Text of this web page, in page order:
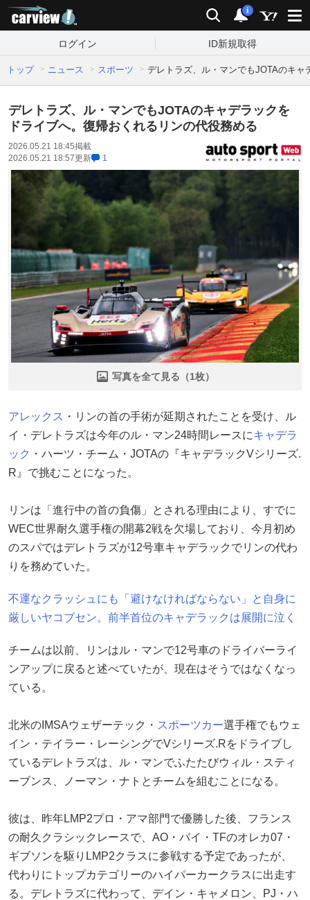
検索 通知
i
ログイン ID新規取得
トップ ニュース スポーツ デレトラズ、ル・マンでもJOTAのキ
デレトラズ、ル・マンでもJOTAのキャデラックを
ドライブへ。復帰おくれるリンの代役務める
2026.05.21 18:45掲載
2026.05.21 18:57更新 1
写真を全て見る（1枚）
アレックス ・リンの首の手術が延期されたことを受け、ル
イ・デレトラズは今年のル・マン24時間レースにキャデラ
ック ・ハーツ・チーム・JOTAの『キャデラックVシリーズ.
R』で挑むことになった。
リンは「進行中の首の負傷」とされる理由により、すでに
WEC世界耐久選手権の開幕2戦を欠場しており、今月初め
のスパではデレトラズが12号車キャデラックでリンの代わ
りを務めていた。
不運なクラッシュにも「避けなければならない」と自身に
厳しいヤコブセン。前半首位のキャデラックは展開に泣く
チームは以前、リンはル・マンで12号車のドライバーライ
ンアップに戻ると述べていたが、現在はそうではなくなっ
ている。
北米のIMSAウェザーテック・ スポーツカー選手権でもウェ
イン・テイラー・レーシングでVシリーズ.Rをドライブし
ているデレトラズは、ル・マンでふたたびウィル・スティ
ーブンス、ノーマン・ナトとチームを組むことになる。
彼は、昨年LMP2プロ・アマ部門で優勝した後、フランス
の耐久クラシックレースで、AO・バイ・TFのオレカ07・
ギブソンを駆りLMP2クラスに参戦する予定であったが、
代わりにトップカテゴリーのハイパーカークラスに出走す
る。デレトラズに代わって、デイン・キャメロン、PJ・ハ